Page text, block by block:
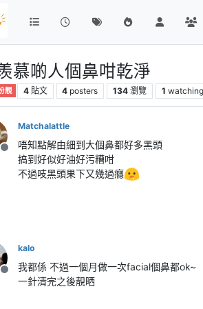
慕啲人個鼻咁乾淨
靚 4 貼文 4 posters 134 瀏覽 1 watching
離線
Matchalattle
唔知點解由細到大個鼻都好多黑頭
搞到好似好油好污糟咁
不過吱黑頭果下又幾過癮
離線
kalo
我都係 不過一個月做一次facial個鼻都ok~
一針清完之後靚晒